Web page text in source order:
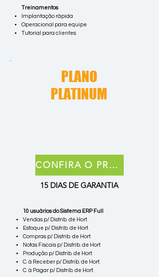
Treinamentos
Implantação rápida
Operacional para equipe
Tutorial para clientes
PLANO
PLATINUM
CONFIRA O PREÇO
15 DIAS DE GARANTIA
10 usuários do Sistema ERP Full
Vendas p/ Distrib. de Hort.
Estoque p/ Distrib. de Hort.
Compras p/ Distrib. de Hort.
Notas Fiscais p/ Distrib. de Hort.
Produção p/ Distrib. de Hort.
C. à Receber p/ Distrib. de Hort.
C. à Pagar p/ Distrib. de Hort.